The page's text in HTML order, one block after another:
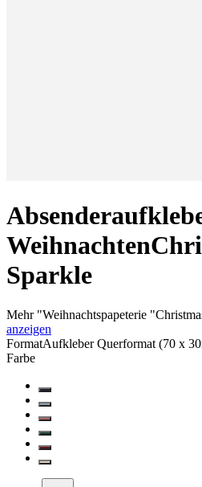
Weihnachten
Sparkle
Mehr"Weihnachtspapeterie
anzeigen
FormatAufkleber Querformat (70 x
Farbe